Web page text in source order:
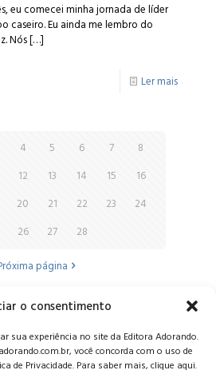
o consentimento
sua experiência no site da Editora Adorando.
você concorda com o uso de
de Privacidade. Para saber mais, clique aqui.
eu comecei minha jornada de líder
caseiro. Eu ainda me lembro do
Nós[…]
Ler mais
4 5 6 7
8
12 13 14 15
16
20 21 22 23
24
26 27
28
página
1033 – 7º Andar - Portaria 04, Vila da
MG, CEP: 34006-065 - MG
editora@adorando.com.br